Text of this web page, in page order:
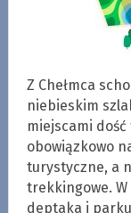
Z Chełmca
niebieskim
miejscami
obowiązkowo
turystyczne, a
trekkingowe. W
deptaka i